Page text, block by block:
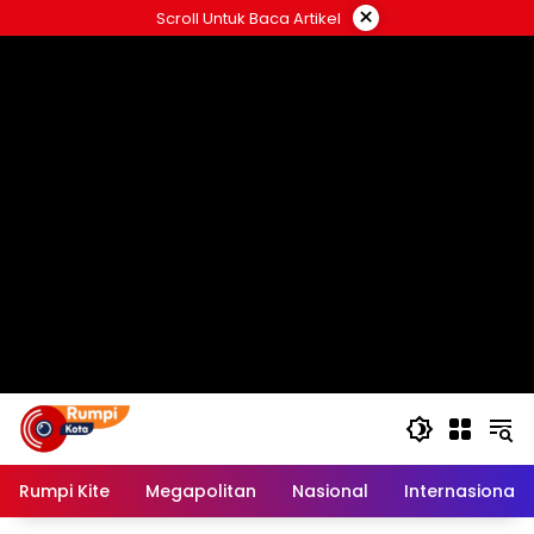
ke
Scroll Untuk Baca Artikel ×
Rumpi Kite Megapolitan Nasional Internasional